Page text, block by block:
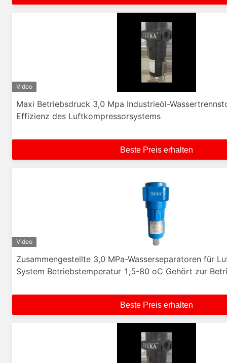
Video
Maxi Betriebsdruck 3,0 Mpa Industrieöl-
Effizienz des Luftkompressorsystems
Beste Preis erhalten
Video
Zusammengestellte 3,0 MPa-Wasserseparatoren für
System Betriebstemperatur 1,5-80 oC Gehört zur
Beste Preis erhalten